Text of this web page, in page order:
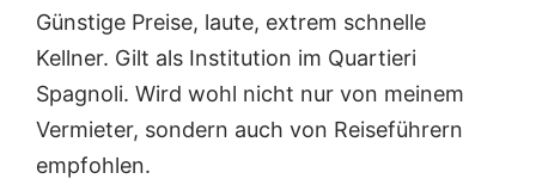
Günstige Preise, laute, extrem schnelle
Kellner. Gilt als Institution im Quartieri
Spagnoli. Wird wohl nicht nur von meinem
Vermieter, sondern auch von Reiseführern
empfohlen.